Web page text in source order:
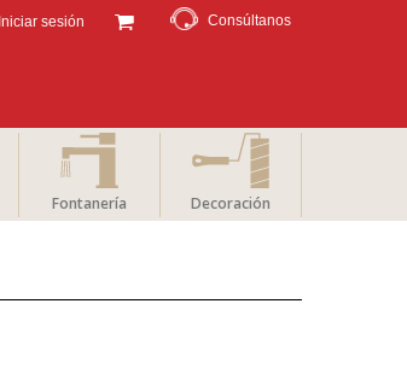
Consúltanos
Iniciar sesión
Fontanería Decoración